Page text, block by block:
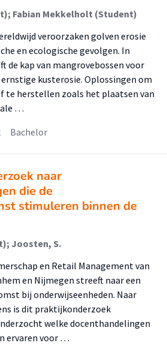
Fabian Mekkelholt (Student)
veroorzaken golven erosie
en ecologische gevolgen. In
de kap van mangrovebossen voor
kusterosie. Oplossingen om
te herstellen zoals het plaatsen van
…
Bachelor
naar
die de
stimuleren binnen de
Joosten, S.
en Retail Management van
en Nijmegen streeft naar een
bij onderwijseenheden. Naar
is dit praktijkonderzoek
welke docenthandelingen
ervaren voor …